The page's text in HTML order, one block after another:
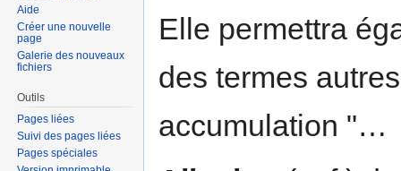
Elle permettra
des termes
accumulation "…
Aide
Créer une nouvelle
page
Galerie des nouveaux
fichiers
Outils
Pages liées
Suivi des pages liées
Pages spéciales